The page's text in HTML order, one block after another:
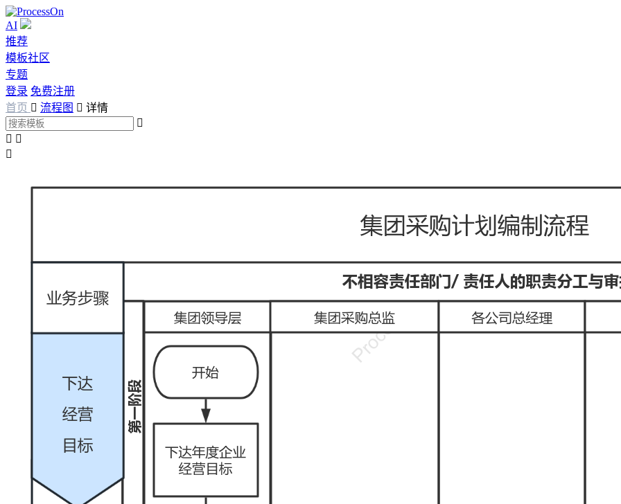
AI
推荐
模板社区
专题
登录 免费注册
首页  流程图  详情

 
